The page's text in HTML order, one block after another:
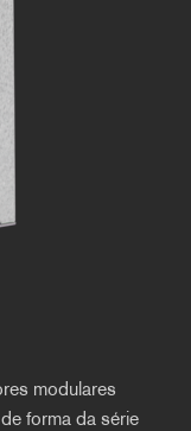
modulares
forma da série